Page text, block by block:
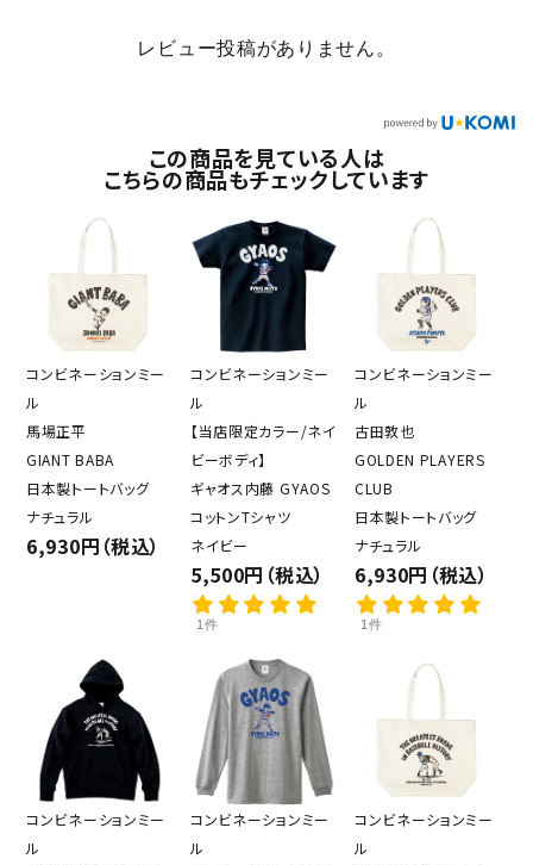
レビュー投稿がありません。
この商品を見ている人は
こちらの商品もチェックしています
コンビネーションミー
ル
馬場正平
GIANT BABA
日本製トートバッグ
ナチュラル
6,930円（税込）
コンビネーションミー
ル
【当店限定カラー/ネイ
ビーボディ】
ギャオス内藤 GYAOS
コットンTシャツ
ネイビー
5,500円（税込）
1件
コンビネーションミー
ル
古田敦也
GOLDEN PLAYERS
CLUB
日本製トートバッグ
ナチュラル
6,930円（税込）
1件
コンビネーションミー
ル
コンビネーションミー
ル
コンビネーションミー
ル